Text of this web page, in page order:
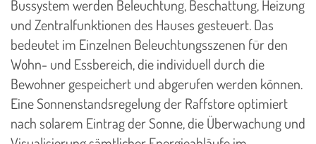
Bussystem werden Beleuchtung, Beschattung, Heizung
und Zentralfunktionen des Hauses gesteuert. Das
bedeutet im Einzelnen Beleuchtungsszenen für den
Wohn- und Essbereich, die individuell durch die
Bewohner gespeichert und abgerufen werden können.
Eine Sonnenstandsregelung der Raffstore optimiert
nach solarem Eintrag der Sonne, die Überwachung und